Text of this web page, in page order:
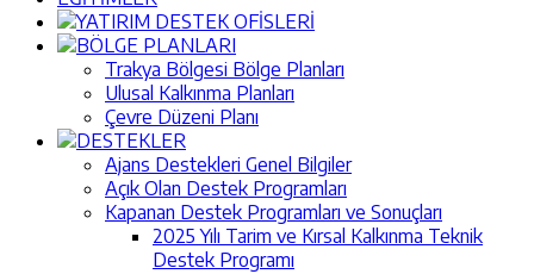
YATIRIM DESTEK OFİSLERİ
BÖLGE PLANLARI
Trakya Bölgesi Bölge Planları
Ulusal Kalkınma Planları
Çevre Düzeni Planı
DESTEKLER
Ajans Destekleri Genel Bilgiler
Açık Olan Destek Programları
Kapanan Destek Programları ve Sonuçları
2025 Yılı Tarim ve Kırsal Kalkınma Teknik
Destek Programı